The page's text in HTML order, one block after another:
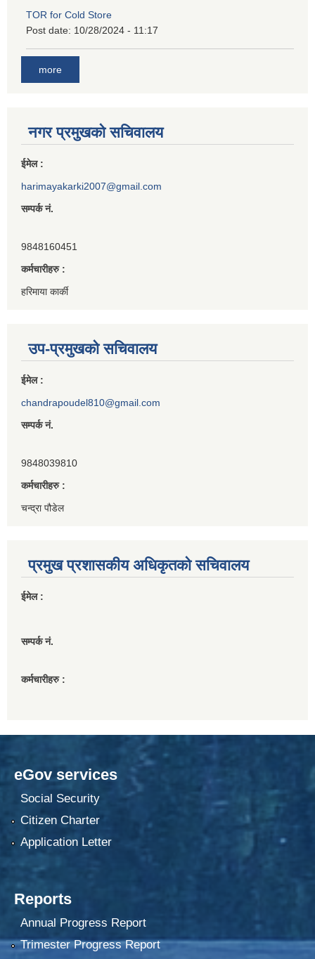
TOR for Cold Store
Post date: 10/28/2024 - 11:17
more
नगर प्रमुखको सचिवालय
ईमेल :
harimayakarki2007@gmail.com
सम्पर्क नं.
9848160451
कर्मचारीहरु :
हरिमाया कार्की
उप-प्रमुखको सचिवालय
ईमेल :
chandrapoudel810@gmail.com
सम्पर्क नं.
9848039810
कर्मचारीहरु :
चन्द्रा पौडेल
प्रमुख प्रशासकीय अधिकृतको सचिवालय
ईमेल :
सम्पर्क नं.
कर्मचारीहरु :
eGov services
Social Security
Citizen Charter
Application Letter
Reports
Annual Progress Report
Trimester Progress Report